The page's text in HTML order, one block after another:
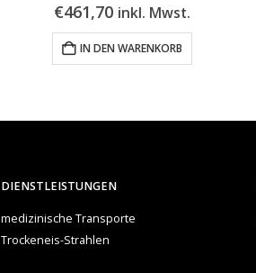
€461,70 inkl. Mwst.
IN DEN WARENKORB
DIENSTLEISTUNGEN
medizinische Transporte
Trockeneis-Strahlen